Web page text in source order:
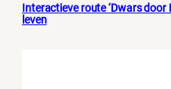
Interactieve route ‘Dwars
leven